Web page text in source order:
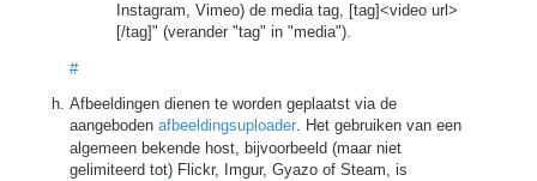
Instagram, Vimeo) de media tag, [tag]<video url>
[/tag]" (verander "tag" in "media").
#
Afbeeldingen dienen te worden geplaatst via de
aangeboden afbeeldingsuploader. Het gebruiken van een
algemeen bekende host, bijvoorbeeld (maar niet
gelimiteerd tot) Flickr, Imgur, Gyazo of Steam, is